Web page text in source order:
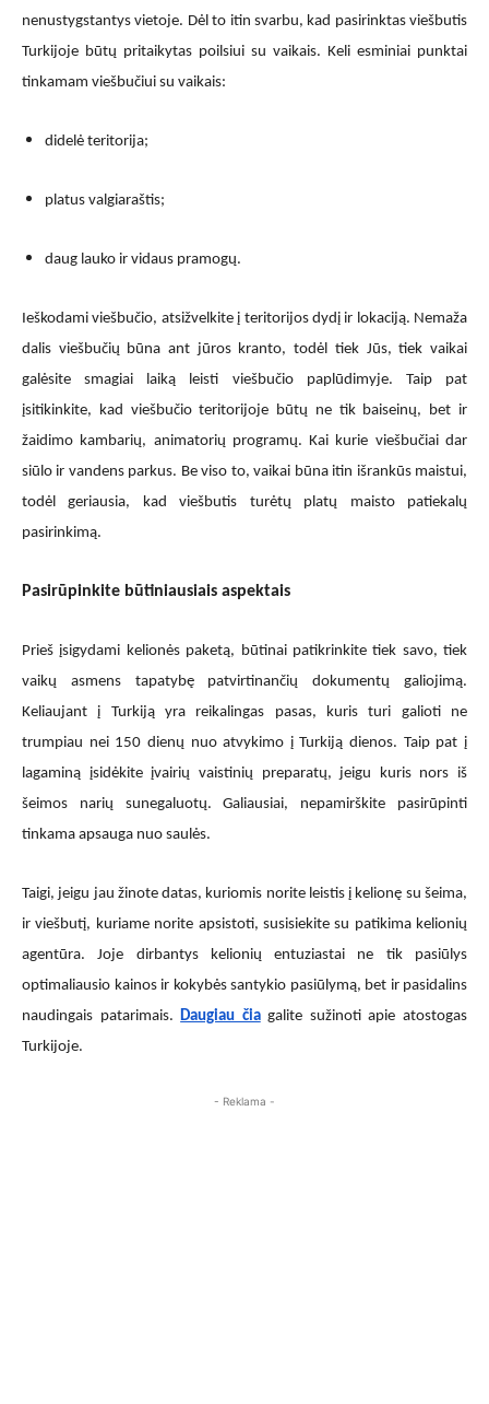
nenustygstantys vietoje. Dėl to itin svarbu, kad pasirinktas viešbutis
Turkijoje būtų pritaikytas poilsiui su vaikais. Keli esminiai punktai
tinkamam viešbučiui su vaikais:
didelė teritorija;
platus valgiaraštis;
daug lauko ir vidaus pramogų.
Ieškodami viešbučio, atsižvelkite į teritorijos dydį ir lokaciją. Nemaža
dalis viešbučių būna ant jūros kranto, todėl tiek Jūs, tiek vaikai
galėsite smagiai laiką leisti viešbučio paplūdimyje. Taip pat
įsitikinkite, kad viešbučio teritorijoje būtų ne tik baiseinų, bet ir
žaidimo kambarių, animatorių programų. Kai kurie viešbučiai dar
siūlo ir vandens parkus. Be viso to, vaikai būna itin išrankūs maistui,
todėl geriausia, kad viešbutis turėtų platų maisto patiekalų
pasirinkimą.
Pasirūpinkite būtiniausiais aspektais
Prieš įsigydami kelionės paketą, būtinai patikrinkite tiek savo, tiek
vaikų asmens tapatybę patvirtinančių dokumentų galiojimą.
Keliaujant į Turkiją yra reikalingas pasas, kuris turi galioti ne
trumpiau nei 150 dienų nuo atvykimo į Turkiją dienos. Taip pat į
lagaminą įsidėkite įvairių vaistinių preparatų, jeigu kuris nors iš
šeimos narių sunegaluotų. Galiausiai, nepamirškite pasirūpinti
tinkama apsauga nuo saulės.
Taigi, jeigu jau žinote datas, kuriomis norite leistis į kelionę su šeima,
ir viešbutį, kuriame norite apsistoti, susisiekite su patikima kelionių
agentūra. Joje dirbantys kelionių entuziastai ne tik pasiūlys
optimaliausio kainos ir kokybės santykio pasiūlymą, bet ir pasidalins
naudingais patarimais. Daugiau čiagalite sužinoti apie atostogas
Turkijoje.
- Reklama -